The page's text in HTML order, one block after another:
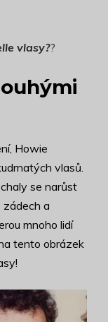
vlasy??
Howie
vlasů.
se narůst
zádech a
mnoho lidí
tento obrázek